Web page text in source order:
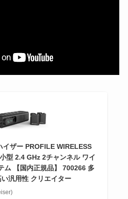
ザー PROFILE WIRELESS
型 2.4 GHz 2チャンネル ワイ
ム 【国内正規品】 700266 多
汎用性 クリエイター